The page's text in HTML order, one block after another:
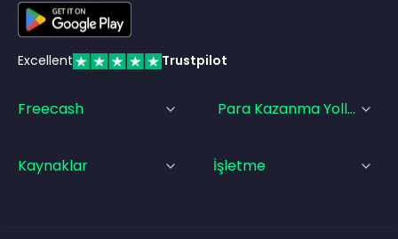
Excellent Trustpilot
Freecash Para Kazanma Yolları
Kaynaklar İşletme